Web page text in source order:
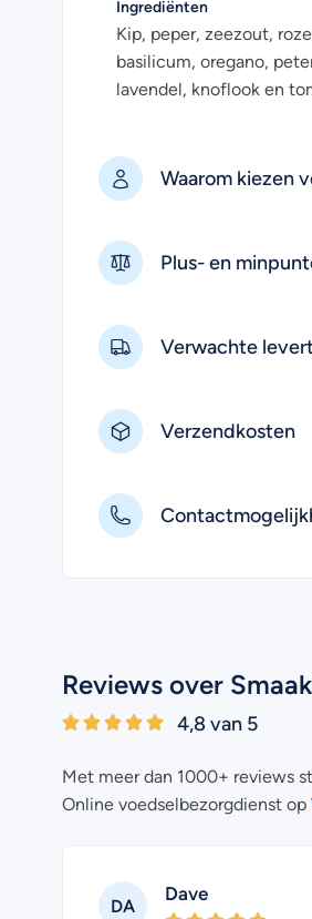
Ingrediënten
Kip, peper, zeezout,
basilicum, oregano,
lavendel, knoflook en
Waarom kiezen
Plus- en
Verwachte
Verzendkosten
Reviews over
4,8 van 5
Met meer dan 1000+ reviews
Online voedselbezorgdienst op
DA
Dave